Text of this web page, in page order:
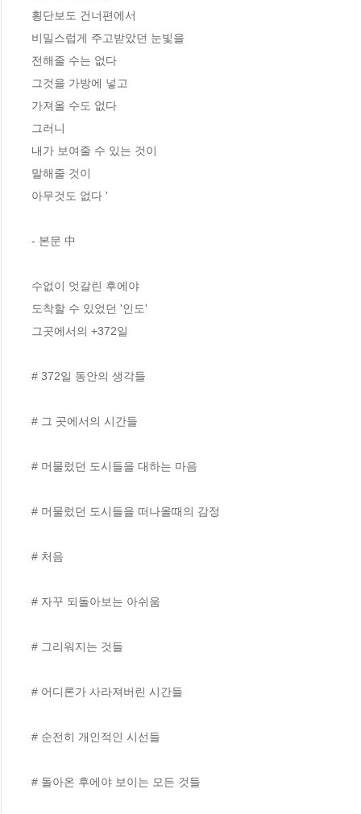
횡단보도 건너편에서
비밀스럽게 주고받았던 눈빛을
전해줄 수는 없다
그것을 가방에 넣고
가져올 수도 없다
그러니
내가 보여줄 수 있는 것이
말해줄 것이
아무것도 없다 '
- 본문 中
수없이 엇갈린 후에야
도착할 수 있었던 '인도'
그곳에서의 +372일
# 372일 동안의 생각들
# 그 곳에서의 시간들
# 머물렀던 도시들을 대하는 마음
# 머물렀던 도시들을 떠나올때의 감정
# 처음
# 자꾸 되돌아보는 아쉬움
# 그리워지는 것들
# 어디론가 사라져버린 시간들
# 순전히 개인적인 시선들
# 돌아온 후에야 보이는 모든 것들